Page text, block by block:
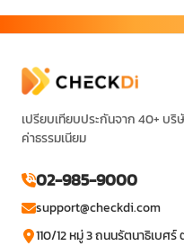
เปรียบเทียบประกันจาก 40+ บริ
ค่าธรรมเนียม
02-985-9000
support@checkdi.com
110/12 หมู่ 3 ถนนรัตนาธิเบศร์